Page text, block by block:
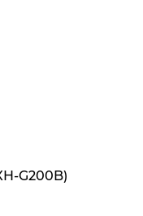
G200B)